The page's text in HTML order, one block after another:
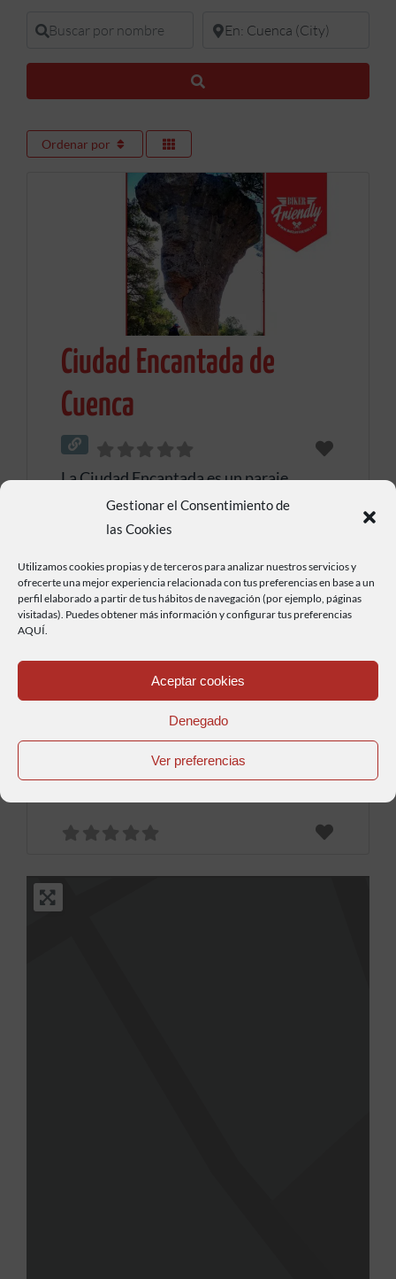
Gestionar el Consentimiento de
las Cookies
Utilizamos cookies propias y de terceros para analizar nuestros servicios y
ofrecerte una mejor experiencia relacionada con tus preferencias en base a un
perfil elaborado a partir de tus hábitos de navegación (por ejemplo, páginas
visitadas). Puedes obtener más información y configurar tus preferencias
AQUÍ.
Aceptar cookies
Denegado
Ver preferencias
Buscar por nombre En donde buscar
Ordenar por
Ciudad Encantada de
Cuenca
La Ciudad Encantada es un paraje
natural español de formaciones rocosas
calcáreas o calizas formadas a lo largo
de miles de años. Se localiza cerca de
Valdecabras, en el término municipal de
Cuenca (España), en una amplia zona de
serranía conquense y a una altitud de
1500 metros. Está ubicada en una finca
Serranía de Cuenca